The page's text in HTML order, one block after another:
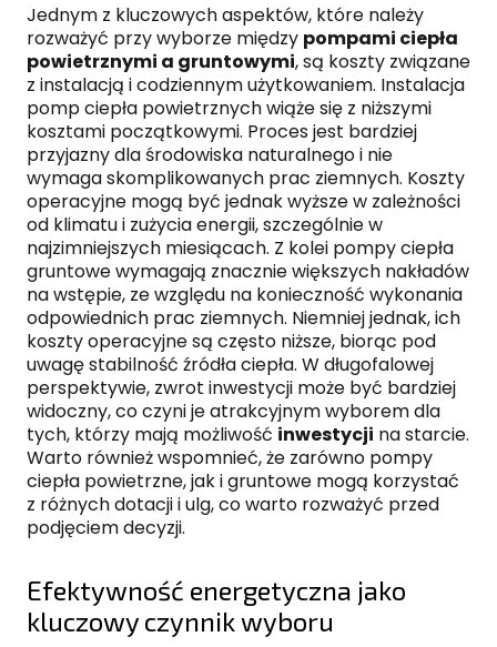
Jednym z kluczowych aspektów, które należy
rozważyć przy wyborze między pompami ciepła
powietrznymi a gruntowymi, są koszty związane
z instalacją i codziennym użytkowaniem. Instalacja
pomp ciepła powietrznych wiąże się z niższymi
kosztami początkowymi. Proces jest bardziej
przyjazny dla środowiska naturalnego i nie
wymaga skomplikowanych prac ziemnych. Koszty
operacyjne mogą być jednak wyższe w zależności
od klimatu i zużycia energii, szczególnie w
najzimniejszych miesiącach. Z kolei pompy ciepła
gruntowe wymagają znacznie większych nakładów
na wstępie, ze względu na konieczność wykonania
odpowiednich prac ziemnych. Niemniej jednak, ich
koszty operacyjne są często niższe, biorąc pod
uwagę stabilność źródła ciepła. W długofalowej
perspektywie, zwrot inwestycji może być bardziej
widoczny, co czyni je atrakcyjnym wyborem dla
tych, którzy mają możliwość inwestycji na starcie.
Warto również wspomnieć, że zarówno pompy
ciepła powietrzne, jak i gruntowe mogą korzystać
z różnych dotacji i ulg, co warto rozważyć przed
podjęciem decyzji.
Efektywność energetyczna jako
kluczowy czynnik wyboru